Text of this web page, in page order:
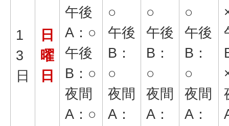
1
3
日
日
曜
日
午後
A：○
午後
B：○
夜間
A：○
○
午後
B：
○
夜間
A：
○
午後
B：
○
夜間
A：
○
午後
B：
○
夜間
A：